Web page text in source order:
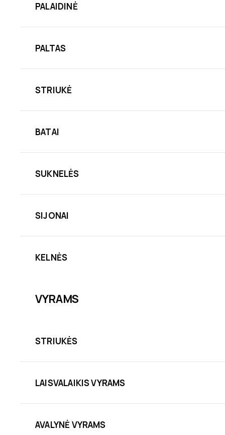
PALAIDINĖ
PALTAS
STRIUKĖ
BATAI
SUKNELĖS
SIJONAI
KELNĖS
VYRAMS
STRIUKĖS
LAISVALAIKIS VYRAMS
AVALYNĖ VYRAMS